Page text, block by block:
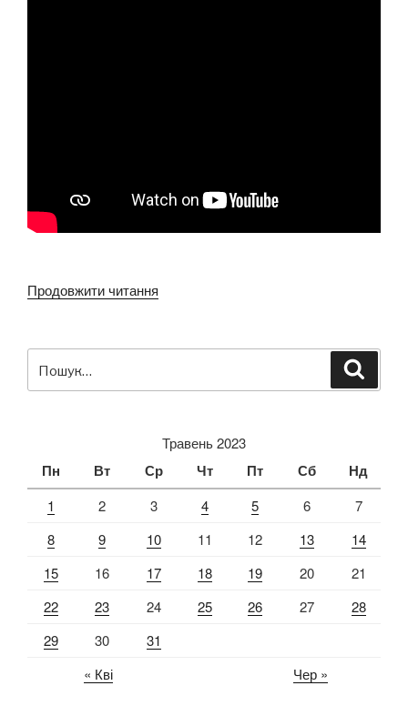
Продовжити читання
руху
за
Травень 2023
Пн Вт Ср Чт Пт Сб Нд
1 2 3 4 5 6
7
8
9 10 11 12 13
14
15
16 17 18 19 20
21
22
23 24 25 26 27
28
29
30
31
« Кві
Чер »